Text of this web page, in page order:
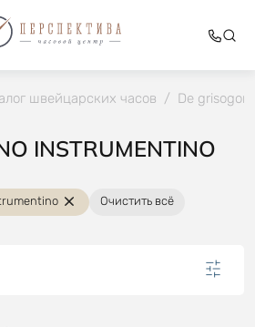
швейцарских часов / De
INSTRUMENTINO
Очистить всё